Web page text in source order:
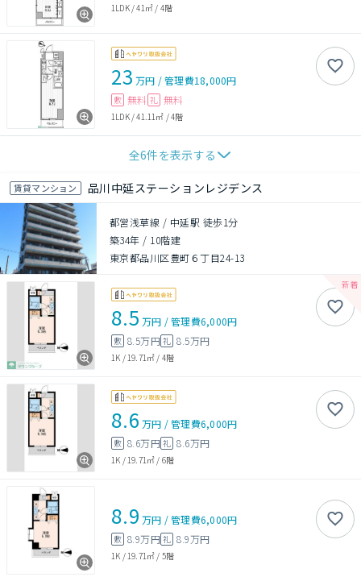
1LDK/41㎡ / 4階
23 万円 /管理費18,000円
敷 無料 礼 無料
1LDK/41.11㎡ /4階
全6件を表示する
賃貸マンション 品川中延ステーションレジデンス
都営浅草線 / 中延駅 徒歩1分
築34年 / 10階建
東京都品川区豊町６丁目24-13
8.5 万円 /管理費6,000円
敷 8.5万円礼 8.5万円
1K /19.71㎡ / 4階
8.6 万円 /管理費6,000円
敷 8.6万円礼 8.6万円
1K /19.71㎡ / 6階
8.9 万円 /管理費6,000円
敷 8.9万円礼 8.9万円
1K / 19.71㎡ / 5階